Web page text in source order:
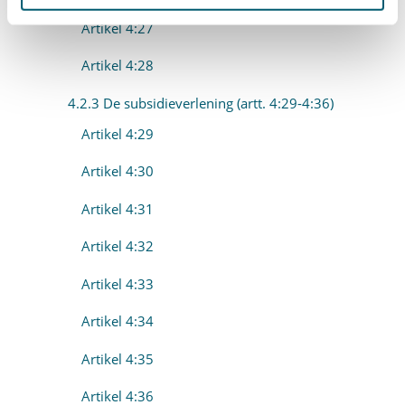
Artikel 4:27
Artikel 4:28
4.2.3 De subsidieverlening (artt. 4:29-4:36)
Artikel 4:29
Artikel 4:30
Artikel 4:31
Artikel 4:32
Artikel 4:33
Artikel 4:34
Artikel 4:35
Artikel 4:36